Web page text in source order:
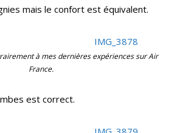
mais le confort est équivalent.
à mes dernières expériences sur Air
France.
est correct.